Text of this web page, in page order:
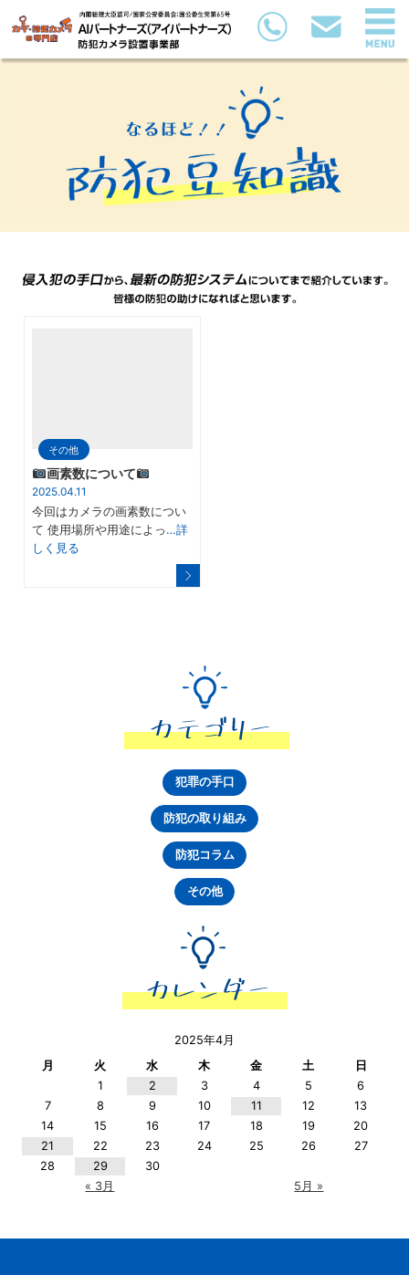
その他
画素数について
2025.04.11
今回はカメラの画素数につい
て 使用場所や用途によっ …詳
しく見る
犯罪の手口
防犯の取り組み
防犯コラム
その他
2025年4月
月
火 水 木 金 土 日
« 3月 5月 »
1 2 3 4 5
6
7
8 9 10 11 12
13
14
15 16 17 18 19
20
21
22 23 24 25 26
27
28
29 30